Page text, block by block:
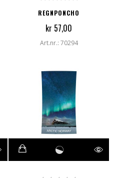
REGNPONCHO
kr 57,00
Art.nr.: 70294